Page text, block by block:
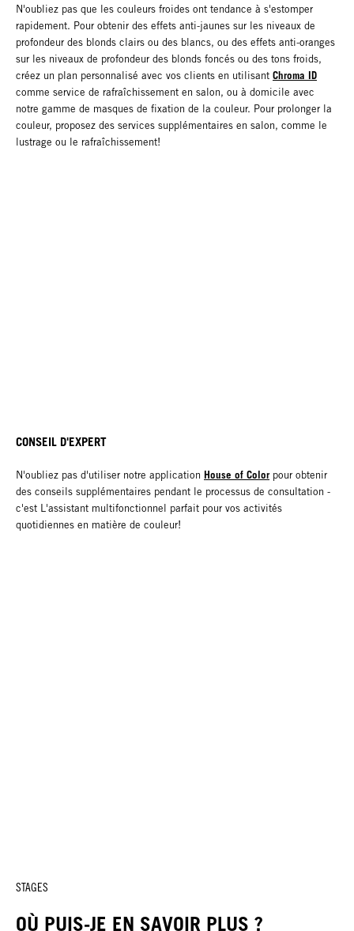
N'oubliez pas que les couleurs froides ont tendance à s'estomper
rapidement. Pour obtenir des effets anti-jaunes sur les niveaux de
profondeur des blonds clairs ou des blancs, ou des effets anti-oranges
sur les niveaux de profondeur des blonds foncés ou des tons froids,
créez un plan personnalisé avec vos clients en utilisant Chroma ID
comme service de rafraîchissement en salon, ou à domicile avec
notre gamme de masques de fixation de la couleur. Pour prolonger la
couleur, proposez des services supplémentaires en salon, comme le
lustrage ou le rafraîchissement!
CONSEIL D'EXPERT
N'oubliez pas d'utiliser notre application House of Color pour obtenir
des conseils supplémentaires pendant le processus de consultation -
c'est L'assistant multifonctionnel parfait pour vos activités
quotidiennes en matière de couleur!
STAGES
OÙ PUIS-JE EN SAVOIR PLUS ?